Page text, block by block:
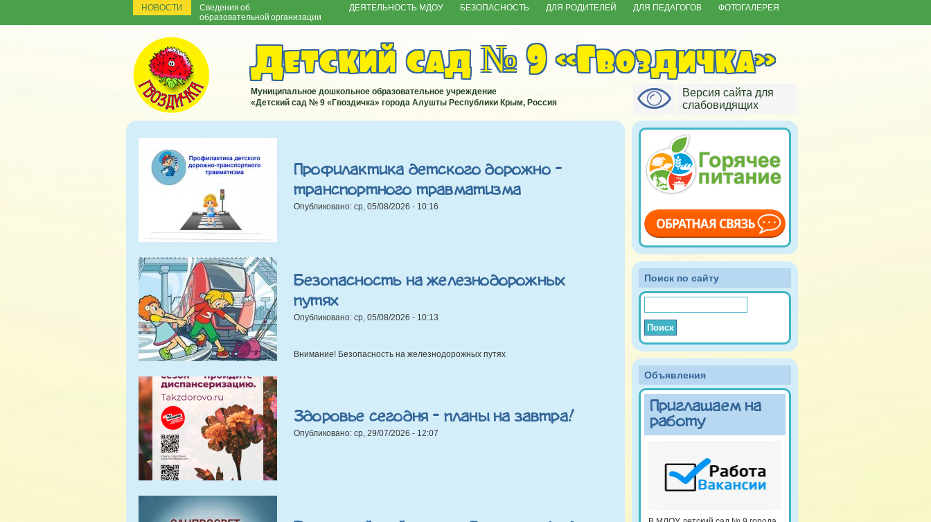
НОВОСТИ
Сведения об
образовательной организации
ДЕЯТЕЛЬНОСТЬ МДОУ БЕЗОПАСНОСТЬ ДЛЯ РОДИТЕЛЕЙ ДЛЯ ПЕДАГОГОВ ФОТОГАЛЕРЕЯ
Детский сад № 9 «Гвоздичка»
Муниципальное дошкольное образовательное учреждение
«Детский сад № 9 «Гвоздичка» города Алушты Республики Крым, Россия
Версия сайта для
слабовидящих
Профилактика детского дорожно -
транспортного травматизма
Опубликовано: ср, 05/08/2026 - 10:16
Безопасность на железнодорожных
путях
Опубликовано: ср, 05/08/2026 - 10:13
Внимание! Безопасность на железнодорожных путях
Здоровье сегодня - планы на завтра!
Опубликовано: ср, 29/07/2026 - 12:07
Поиск по сайту
Объявления
Приглашаем на
работу